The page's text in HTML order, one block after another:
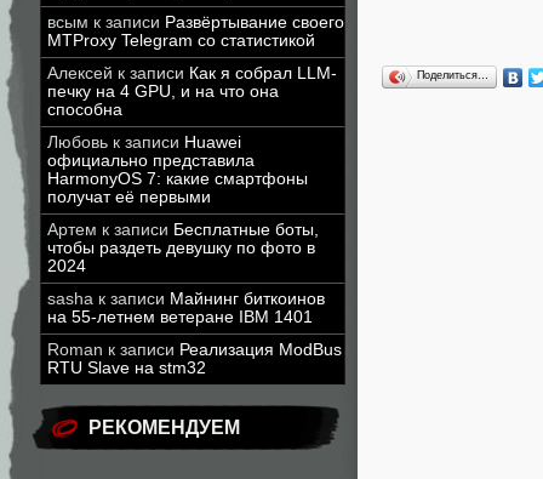
всым к записи Развёртывание своего
MTProxy Telegram со статистикой
Алексей к записи Как я собрал LLM-
печку на 4 GPU, и на что она
способна
Любовь к записи Huawei
официально представила
HarmonyOS 7: какие смартфоны
получат её первыми
Артем к записи Бесплатные боты,
чтобы раздеть девушку по фото в
2024
sasha к записи Майнинг биткоинов
на 55-летнем ветеране IBM 1401
Roman к записи Реализация ModBus
RTU Slave на stm32
РЕКОМЕНДУЕМ
Поделиться…